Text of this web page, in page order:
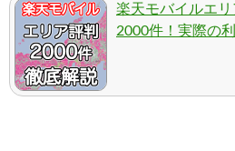
楽天モバイルエ
2000件！実際の